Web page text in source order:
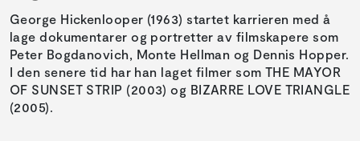
George Hickenlooper (1963) startet karrieren med å
lage dokumentarer og portretter av filmskapere som
Peter Bogdanovich, Monte Hellman og Dennis Hopper.
I den senere tid har han laget filmer som THE MAYOR
OF SUNSET STRIP (2003) og BIZARRE LOVE TRIANGLE
(2005).